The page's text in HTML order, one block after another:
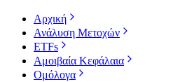
Αρχική
Ανάλυση Μετοχών
ETFs
Αμοιβαία Κεφάλαια
Ομόλογα